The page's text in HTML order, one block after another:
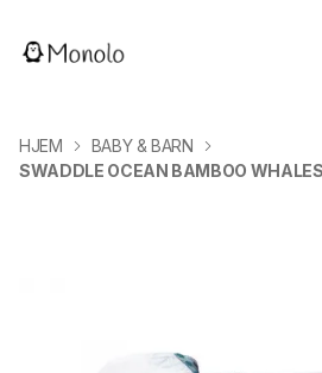
HJEM
BABY & BARN
SWADDLE OCEAN BAMBOO